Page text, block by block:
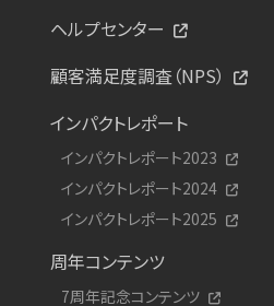
ヘルプセンター
顧客満足度調査（NPS）
インパクトレポート
インパクトレポート2023
インパクトレポート2024
インパクトレポート2025
周年コンテンツ
7周年記念コンテンツ